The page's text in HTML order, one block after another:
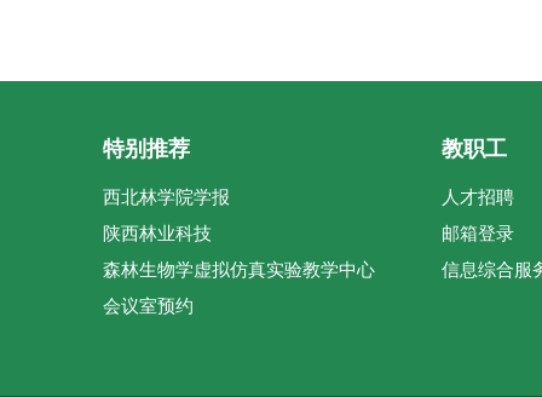
特别推荐
西北林学院学报
陕西林业科技
森林生物学虚拟仿真实验教学中心
会议室预约
教职工
人才招聘
邮箱登录
信息综合服